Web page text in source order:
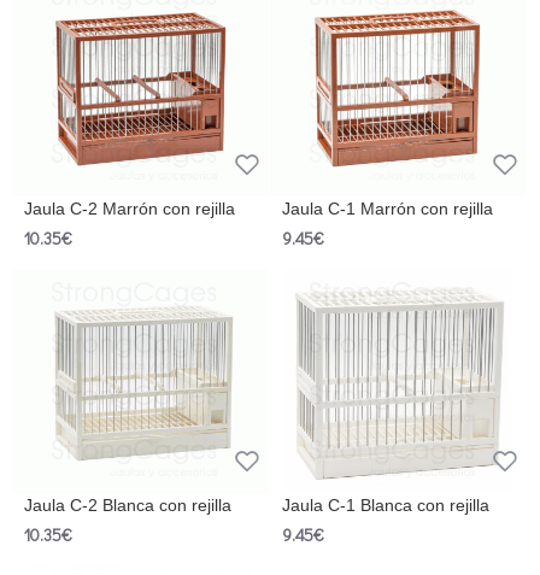
Jaula C-2 Marrón con rejilla
10.35€
Jaula C-1 Marrón con rejilla
9.45€
Jaula C-2 Blanca con rejilla
10.35€
Jaula C-1 Blanca con rejilla
9.45€